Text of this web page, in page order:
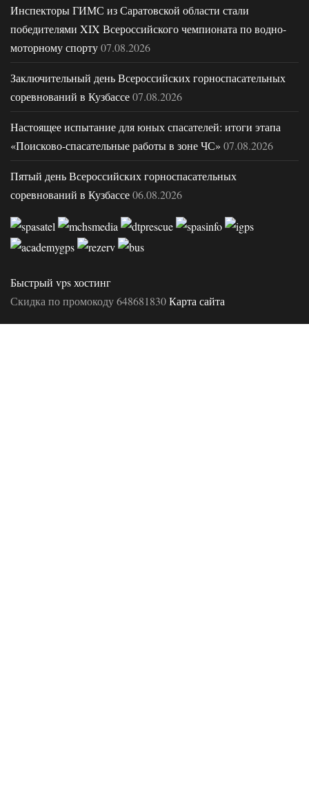
Инспекторы ГИМС из Саратовской области стали
победителями XIX Всероссийского чемпионата по водно-
моторному спорту07.08.2026
Заключительный день Всероссийских горноспасательных
соревнований в Кузбассе07.08.2026
Настоящее испытание для юных спасателей: итоги этапа
«Поисково-спасательные работы в зоне ЧС» 07.08.2026
Пятый день Всероссийских горноспасательных
соревнований в Кузбассе06.08.2026
Быстрый vps хостинг
Скидка по промокоду 648681830Карта сайта